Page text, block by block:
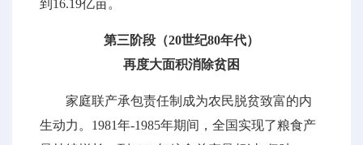
到16.19亿亩。
第三阶段（20世纪80年代）
再度大面积消除贫困
家庭联产承包责任制成为农民脱贫致富的内
生动力。1981年-1985年期间，全国实现了粮食产